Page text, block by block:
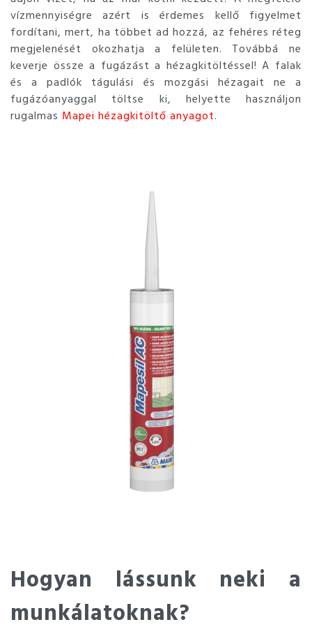
vízmennyiségre azért is érdemes kellő figyelmet
fordítani, mert, ha többet ad hozzá, az fehéres réteg
megjelenését okozhatja a felületen. Továbbá ne
keverje össze a fugázást a hézagkitöltéssel! A falak
és a padlók tágulási és mozgási hézagait ne a
fugázóanyaggal töltse ki, helyette használjon
rugalmas Mapei hézagkitöltő anyagot.
Hogyan lássunk neki a
munkálatoknak?